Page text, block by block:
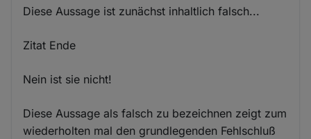
Diese Aussage ist zunächst inhaltlich falsch...
Zitat Ende
Nein ist sie nicht!
Diese Aussage als falsch zu bezeichnen zeigt zum
wiederholten mal den grundlegenden Fehlschluß